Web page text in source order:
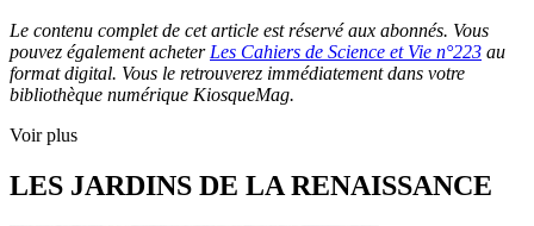
Le contenu complet de cet article est réservé aux abonnés. Vous
pouvez également acheter Les Cahiers de Science et Vie n°223 au
format digital. Vous le retrouverez immédiatement dans votre
bibliothèque numérique KiosqueMag.
Voir plus
LES JARDINS DE LA RENAISSANCE